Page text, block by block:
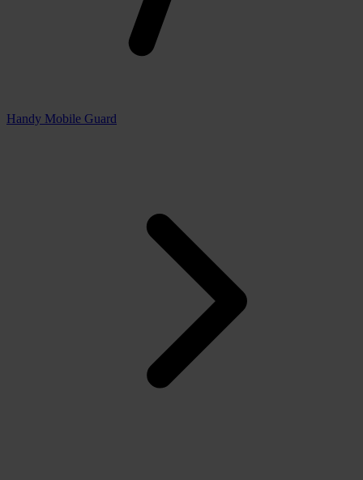
Handy Mobile Guard